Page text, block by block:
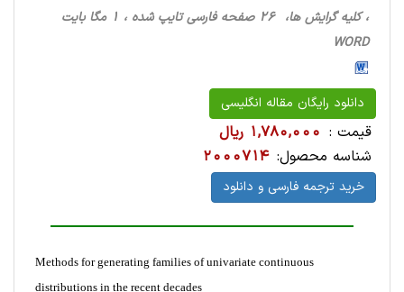
، کلیه گرایش ها، 26 صفحه فارسی تایپ شده ، 1 مگا بایت
WORD
دانلود رایگان مقاله انگلیسی
قیمت : 1,780,000 ریال
شناسه محصول: 2000714
خرید ترجمه فارسی و دانلود
Methods for generating families of univariate continuous
distributions in the recent decades